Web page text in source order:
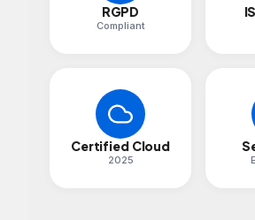
RGPD
Compliant
Certified Cloud
2025